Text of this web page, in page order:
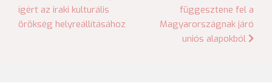
navigáció
ígért az iraki kulturális
örökség helyreállításához
függesztene fel a
Magyarországnak járó
uniós alapokból